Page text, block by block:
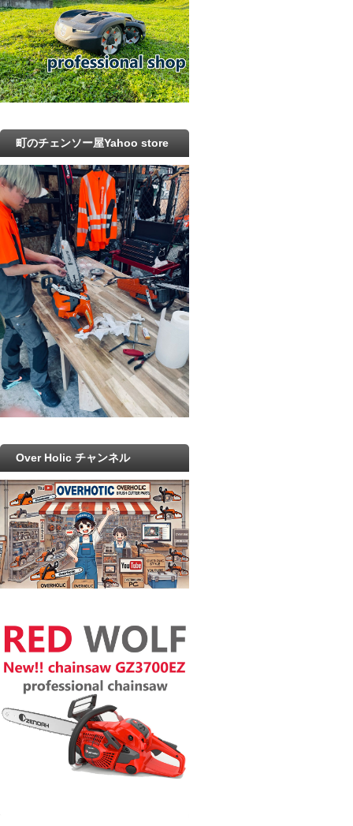
町のチェンソー屋Yahoo store
Over Holic チャンネル